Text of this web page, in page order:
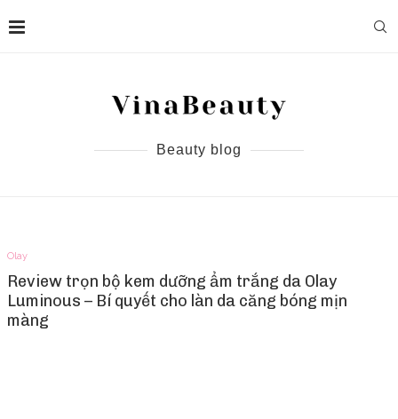
Beauty blog
Olay
Review trọn bộ kem dưỡng ẩm trắng da Olay
Luminous – Bí quyết cho làn da căng bóng mịn
màng